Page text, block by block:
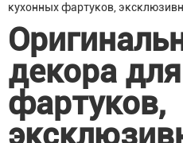
Вы
здесь
кухонных фартуков,
декора
фартуков,